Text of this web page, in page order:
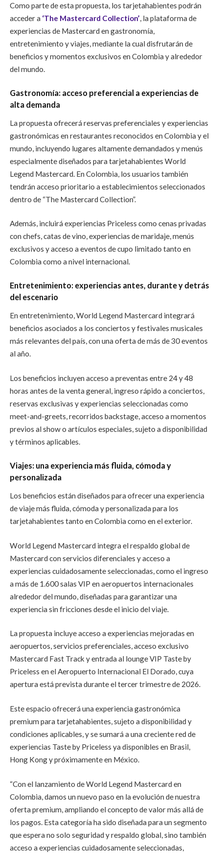
Como parte de esta propuesta, los tarjetahabientes podrán
acceder a ‘The Mastercard Collection’, la plataforma de
experiencias de Mastercard en gastronomía,
entretenimiento y viajes, mediante la cual disfrutarán de
beneficios y momentos exclusivos en Colombia y alrededor
del mundo.
Gastronomía: acceso preferencial a experiencias de
alta demanda
La propuesta ofrecerá reservas preferenciales y experiencias
gastronómicas en restaurantes reconocidos en Colombia y el
mundo, incluyendo lugares altamente demandados y menús
especialmente diseñados para tarjetahabientes World
Legend Mastercard. En Colombia, los usuarios también
tendrán acceso prioritario a establecimientos seleccionados
dentro de “The Mastercard Collection”.
Además, incluirá experiencias Priceless como cenas privadas
con chefs, catas de vino, experiencias de maridaje, menús
exclusivos y acceso a eventos de cupo limitado tanto en
Colombia como a nivel internacional.
Entretenimiento: experiencias antes, durante y detrás
del escenario
En entretenimiento, World Legend Mastercard integrará
beneficios asociados a los conciertos y festivales musicales
más relevantes del país, con una oferta de más de 30 eventos
al año.
Los beneficios incluyen acceso a preventas entre 24 y 48
horas antes de la venta general, ingreso rápido a conciertos,
reservas exclusivas y experiencias seleccionadas como
meet-and-greets, recorridos backstage, acceso a momentos
previos al show o artículos especiales, sujeto a disponibilidad
y términos aplicables.
Viajes: una experiencia más fluida, cómoda y
personalizada
Los beneficios están diseñados para ofrecer una experiencia
de viaje más fluida, cómoda y personalizada para los
tarjetahabientes tanto en Colombia como en el exterior.
World Legend Mastercard integra el respaldo global de
Mastercard con servicios diferenciales y acceso a
experiencias cuidadosamente seleccionadas, como el ingreso
a más de 1.600 salas VIP en aeropuertos internacionales
alrededor del mundo, diseñadas para garantizar una
experiencia sin fricciones desde el inicio del viaje.
La propuesta incluye acceso a experiencias mejoradas en
aeropuertos, servicios preferenciales, acceso exclusivo
Mastercard Fast Track y entrada al lounge VIP Taste by
Priceless en el Aeropuerto Internacional El Dorado, cuya
apertura está prevista durante el tercer trimestre de 2026.
Este espacio ofrecerá una experiencia gastronómica
premium para tarjetahabientes, sujeto a disponibilidad y
condiciones aplicables, y se sumará a una creciente red de
experiencias Taste by Priceless ya disponibles en Brasil,
Hong Kong y próximamente en México.
“Con el lanzamiento de World Legend Mastercard en
Colombia, damos un nuevo paso en la evolución de nuestra
oferta premium, ampliando el concepto de valor más allá de
los pagos. Esta categoría ha sido diseñada para un segmento
que espera no solo seguridad y respaldo global, sino también
acceso a experiencias cuidadosamente seleccionadas,